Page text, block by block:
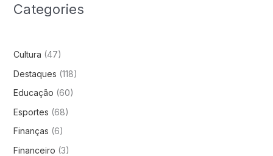
Categories
Cultura (47)
Destaques (118)
Educação (60)
Esportes (68)
Finanças (6)
Financeiro (3)